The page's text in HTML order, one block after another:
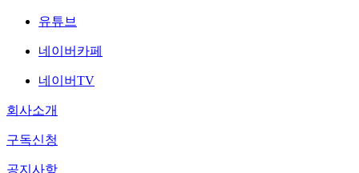
유튜브
네이버카페
네이버TV
회사소개
구독신청
공지사항